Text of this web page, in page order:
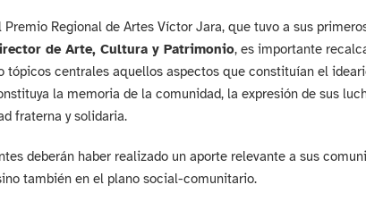
Regional de Artes Víctor Jara, que tuvo a sus
de Arte, Cultura y Patrimonio, es importante
tópicos centrales aquellos aspectos que constituían el
la memoria de la comunidad, la expresión de sus
fraterna y solidaria.
deberán haber realizado un aporte relevante a sus
también en el plano social-comunitario.